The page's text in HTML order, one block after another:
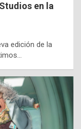
en la
edición de la